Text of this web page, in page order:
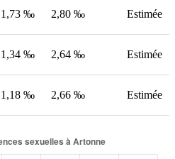
1,73 ‰ 2,80 ‰ Estimée
1,34 ‰ 2,64 ‰ Estimée
1,18 ‰ 2,66 ‰ Estimée